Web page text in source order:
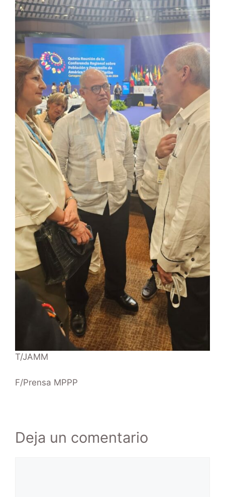
T/JAMM
F/Prensa MPPP
Deja un comentario